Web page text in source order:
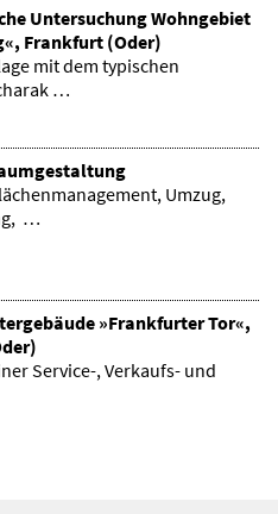
Untersuchung Wohngebiet
Frankfurt (Oder)
mit dem typischen
…
Umzug,
…
»Frankfurter Tor«,
Service-, Verkaufs- und